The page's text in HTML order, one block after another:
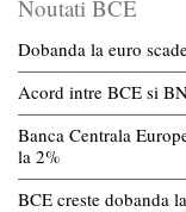
Noutati BCE
Dobanda la euro
Acord intre BCE si
Banca Centrala
la 2%
BCE creste dobanda